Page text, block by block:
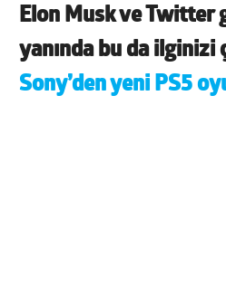
Elon Musk ve Twitter
yanında bu da ilginizi
Sony’den yeni PS5